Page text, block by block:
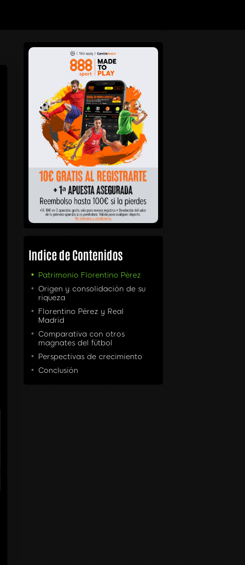
Indice de Contenidos
Patrimonio Florentino Pérez
Origen y consolidación de su
riqueza
Florentino Pérez y Real
Madrid
Comparativa con otros
magnates del fútbol
Perspectivas de crecimiento
Conclusión